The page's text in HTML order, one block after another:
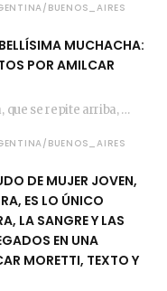
BUENOS_AIRES
MUCHACHA:
POR AMILCAR
(La imagen de Tapa, que se repite arriba, fue compuesta por Amilcar Moretti el viernes…
BUENOS_AIRES
DE MUJER JOVEN,
ES LO ÚNICO
LA SANGRE Y LAS
EN UNA
MORETTI, TEXTO Y